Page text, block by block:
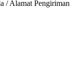
/ Alamat Pengiriman